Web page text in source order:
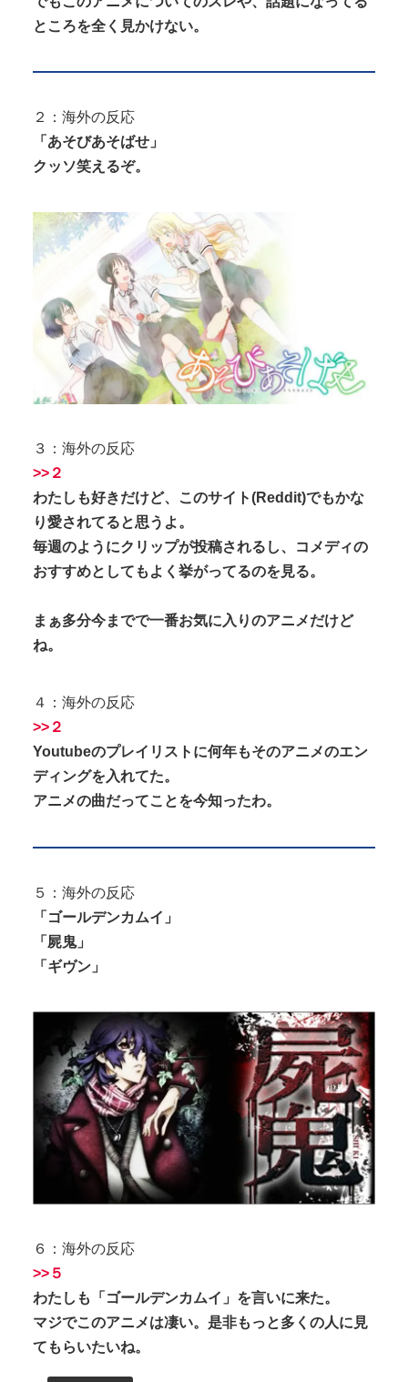
Powered by livedoor 相互RSS
ところを全く見かけない。
２：海外の反応
「あそびあそばせ」
クッソ笑えるぞ。
３：海外の反応
>>２
わたしも好きだけど、このサイト(Reddit)でもかな
り愛されてると思うよ。
毎週のようにクリップが投稿されるし、コメディの
おすすめとしてもよく挙がってるのを見る。
まぁ多分今までで一番お気に入りのアニメだけど
ね。
４：海外の反応
>>２
Youtubeのプレイリストに何年もそのアニメのエン
ディングを入れてた。
アニメの曲だってことを今知ったわ。
５：海外の反応
「ゴールデンカムイ」
「屍鬼」
「ギヴン」
６：海外の反応
>>５
わたしも「ゴールデンカムイ」を言いに来た。
マジでこのアニメは凄い。是非もっと多くの人に見
てもらいたいね。